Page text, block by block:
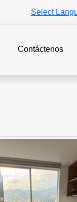
Select
Contáctenos